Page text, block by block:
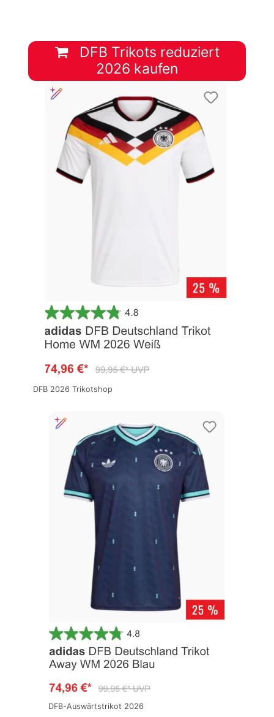
DFB Trikots reduziert
2026 kaufen
DFB 2026 Trikotshop
DFB-Auswärtstrikot 2026